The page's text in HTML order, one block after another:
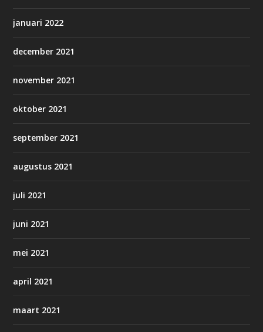
januari 2022
december 2021
november 2021
oktober 2021
september 2021
augustus 2021
juli 2021
juni 2021
mei 2021
april 2021
maart 2021